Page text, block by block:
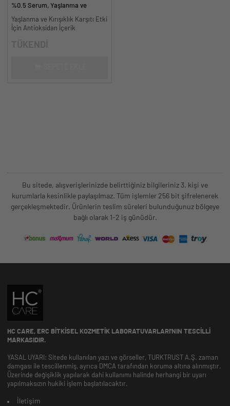
%0.5 Serum, Yaşlanma ve
Yaşlanma ve Kırışıklık Karşıtı Etki
İçin Antioksidan İçerik
Bu sitede, alışverişlerinizde belirttiğiniz bilgileriniz 3. kişi ve
kurumlarla kesinlikle paylaşılmaz. Tüm işlemler 256 bit şifrelenerek
gerçekleşmektedir. Ürünlerin teslim süreleri bulunduğunuz bölgeye
bağlı olarak 1-2 iş günüdür.
HC CARE, ERC BITKISEL KOZMETIK LABORATUVARLARI'NIN TESCILLI
MARKASIDIR.
YASAL UYARI: Sitede kullanılan yazı ve görseller, TURKTRUST A.Ş. zaman
damgası ile tescillenmiş, ayrıca DMCA tarafından koruma altına alınmıştır.
Üzerinde değişiklik yapılarak dahi kullanımı halinde herhangi bir uyarı
yapılmaksızın hukiki işlem başlatılacaktır.
İletişim